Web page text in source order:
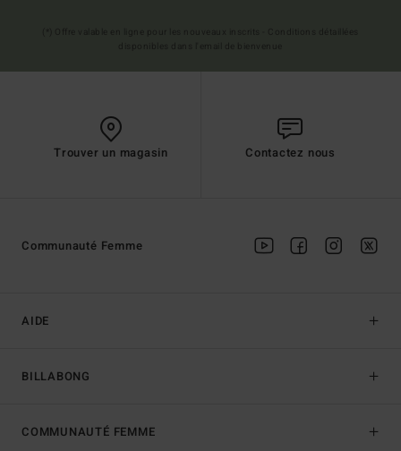
Trouver un magasin Contactez nous
AIDE
BILLABONG
Communauté Femme
COMMUNAUTÉ FEMME